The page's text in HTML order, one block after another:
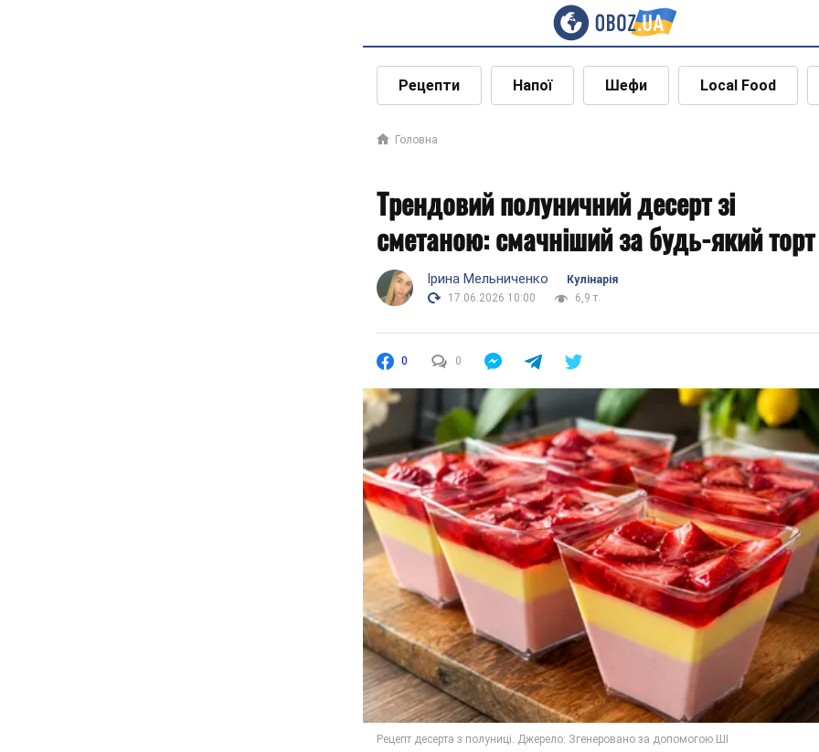
Рецепти Напої Шефи Local Food
Головна
Трендовий полуничний десерт зі
сметаною: смачніший за будь-який торт
Ірина Мельниченко
Кулінарія
17.06.2026 10:00
6,9 т.
0 0